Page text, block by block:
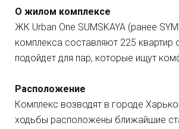
О жилом комплексе
ЖК Urban One SUMSKAYA (ранее
комплекса составляют 225
подойдет для пар, которые ищут
Расположение
Комплекс возводят в городе
ходьбы расположены ближайшие